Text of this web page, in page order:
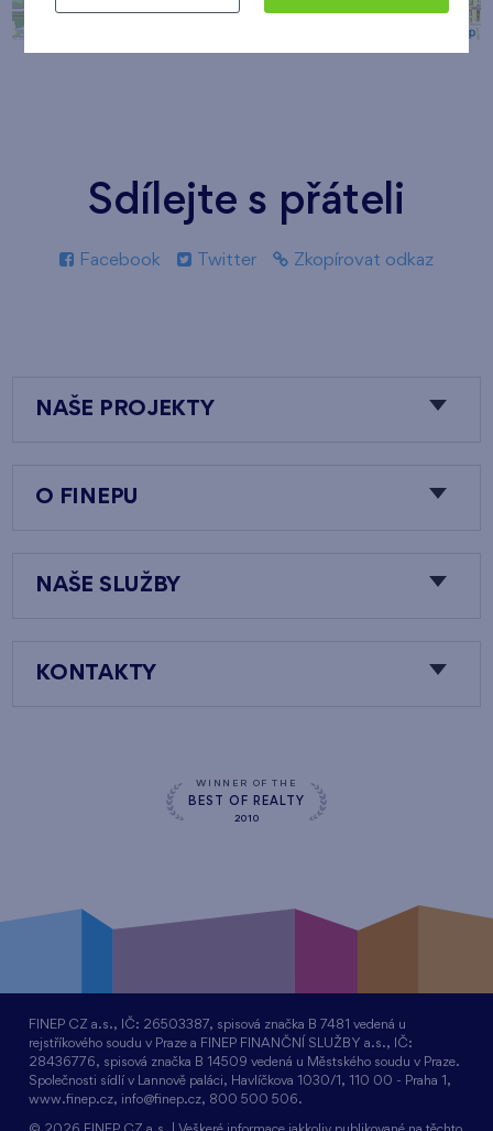
OpenStreetMap
Sdílejte s přáteli
Facebook Twitter Zkopírovat odkaz
NAŠE PROJEKTY
O FINEPU
NAŠE SLUŽBY
KONTAKTY
WINNER OF THE
BEST OF REALTY
2010
FINEP CZ a.s., IČ: 26503387, spisová značka B 7481 vedená u
rejstříkového soudu v Praze a FINEP FINANČNÍ SLUŽBY a.s., IČ:
28436776, spisová značka B 14509 vedená u Městského soudu v Praze.
Společnosti sídlí v Lannově paláci, Havlíčkova 1030/1, 110 00 - Praha 1,
www.finep.cz, info@finep.cz, 800 500 506.